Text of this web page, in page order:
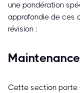
une pondération
approfondie de ces
révision :
Cette section porte